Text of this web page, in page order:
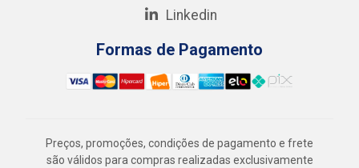
Linkedin
Formas de Pagamento
Preços, promoções, condições de pagamento e frete
são válidos para compras realizadas exclusivamente